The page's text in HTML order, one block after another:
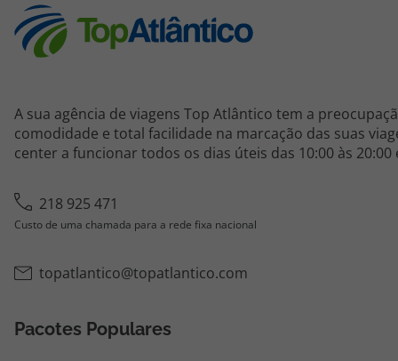
A sua agência de viagens Top Atlântico tem a
comodidade e total facilidade na marcação das suas
center a funcionar todos os dias úteis das 10:00 às 20:00
218 925 471
Custo de uma chamada para a rede fixa nacional
topatlantico@topatlantico.com
Pacotes Populares